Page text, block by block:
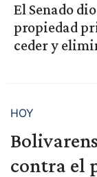
El Senado
propiedad
ceder y
HOY
contra el